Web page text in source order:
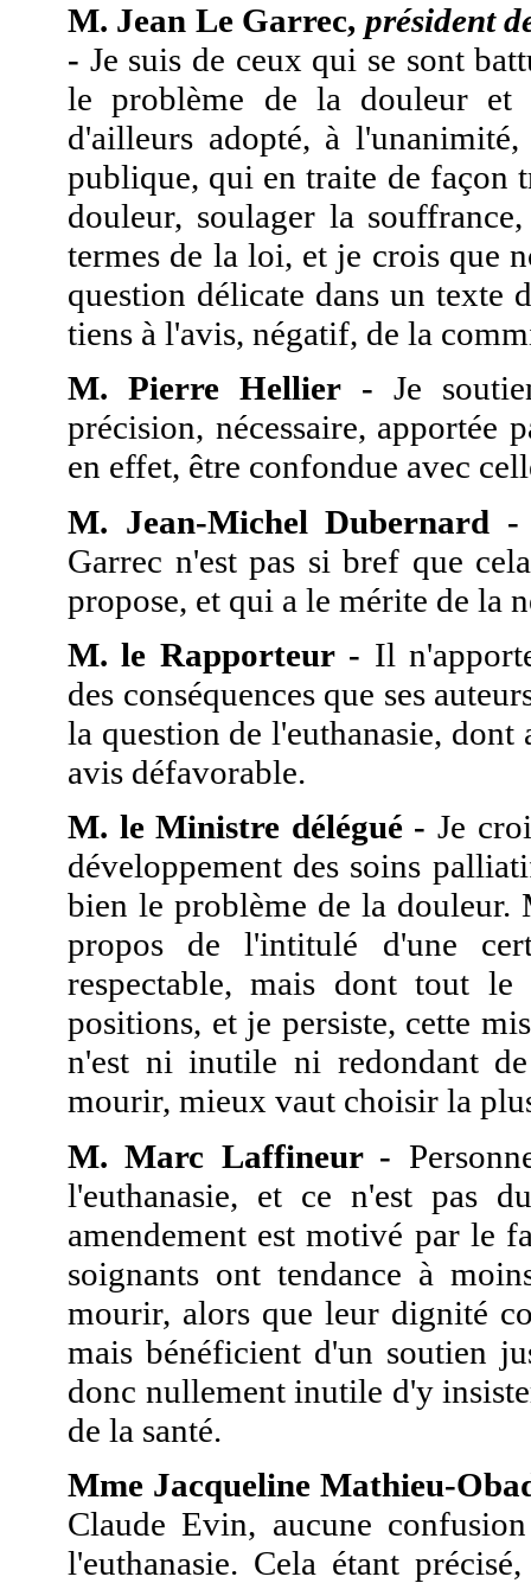
M. Jean Le Garrec, président
- Je suis de ceux qui se sont
le problème de la douleur et
d'ailleurs adopté, à
publique, qui en traite de façon
douleur, soulager la
termes de la loi, et je crois que
question délicate dans un texte
tiens à l'avis, négatif, de la
M. Pierre Hellier - Je
précision, nécessaire, apportée
en effet, être confondue avec
M. Jean-Michel Dubernard -
Garrec n'est pas si bref que
propose, et qui a le mérite de la
M. le Rapporteur - Il
des conséquences que ses
la question de l'euthanasie,
avis défavorable.
M. le Ministre délégué - Je
développement des soins
bien le problème de la
propos de l'intitulé d'une
respectable, mais dont tout
positions, et je persiste, cette
n'est ni inutile ni redondant
mourir, mieux vaut choisir la
M. Marc Laffineur -
l'euthanasie, et ce n'est pas
amendement est motivé par le
soignants ont tendance à
mourir, alors que leur dignité
mais bénéficient d'un soutien
donc nullement inutile d'y
de la santé.
Mme Jacqueline Mathieu-
Claude Evin, aucune
l'euthanasie. Cela étant